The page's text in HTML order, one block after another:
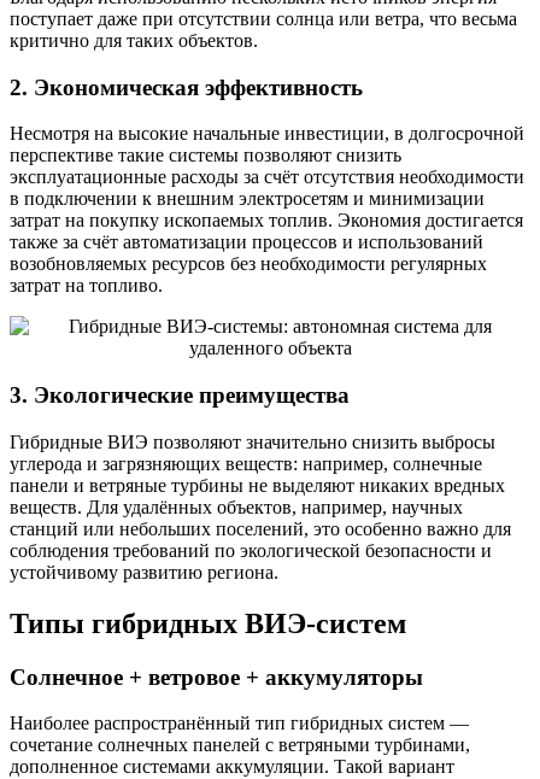
поступает даже при отсутствии солнца или ветра, что весьма
критично для таких объектов.
2. Экономическая эффективность
Несмотря на высокие начальные инвестиции, в долгосрочной
перспективе такие системы позволяют снизить
эксплуатационные расходы за счёт отсутствия необходимости
в подключении к внешним электросетям и минимизации
затрат на покупку ископаемых топлив. Экономия достигается
также за счёт автоматизации процессов и использований
возобновляемых ресурсов без необходимости регулярных
затрат на топливо.
3. Экологические преимущества
Гибридные ВИЭ позволяют значительно снизить выбросы
углерода и загрязняющих веществ: например, солнечные
панели и ветряные турбины не выделяют никаких вредных
веществ. Для удалённых объектов, например, научных
станций или небольших поселений, это особенно важно для
соблюдения требований по экологической безопасности и
устойчивому развитию региона.
Типы гибридных ВИЭ-систем
Солнечное + ветровое + аккумуляторы
Наиболее распространённый тип гибридных систем —
сочетание солнечных панелей с ветряными турбинами,
дополненное системами аккумуляции. Такой вариант